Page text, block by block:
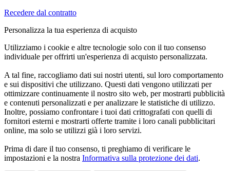
Recedere dal contratto
Personalizza la tua esperienza di acquisto
Utilizziamo i cookie e altre tecnologie solo con il tuo consenso
individuale per offrirti un'esperienza di acquisto personalizzata.
A tal fine, raccogliamo dati sui nostri utenti, sul loro comportamento
e sui dispositivi che utilizzano. Questi dati vengono utilizzati per
ottimizzare continuamente il nostro sito web, per mostrarti pubblicità
e contenuti personalizzati e per analizzare le statistiche di utilizzo.
Inoltre, possiamo confrontare i tuoi dati crittografati con quelli di
fornitori esterni e mostrarti offerte tramite i loro canali pubblicitari
online, ma solo se utilizzi già i loro servizi.
Prima di dare il tuo consenso, ti preghiamo di verificare le
impostazioni e la nostra Informativa sulla protezione dei dati.